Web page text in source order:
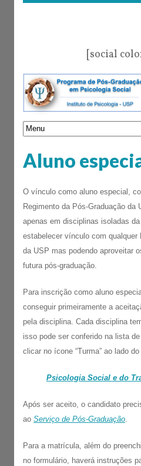
[social
Aluno
O vínculo como aluno especial,
Regimento da Pós-Graduação da
apenas em disciplinas isoladas
estabelecer vínculo com qualquer
da USP mas podendo aproveitar
futura pós-graduação.
Para inscrição como aluno
conseguir primeiramente a
pela disciplina. Cada disciplina
isso pode ser conferido na lista
clicar no ícone “Turma” ao lado
Psicologia Social e do
Após ser aceito, o candidato
ao Serviço de Pós-Graduação
Para a matrícula, além do
no formulário, haverá instruções